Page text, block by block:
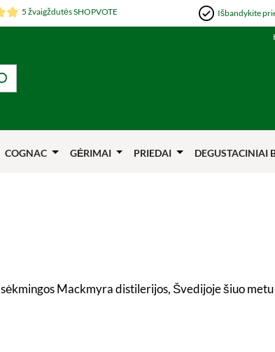
5 žvaigždutės SHOPVOTE Išbandykite
COGNAC GĖRIMAI PRIEDAI DEGUSTACINIAI
Mackmyra distilerijos, Švedijoje šiuo